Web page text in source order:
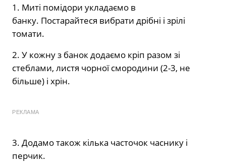
1. Миті помідори укладаємо в
банку. Постарайтеся вибрати дрібні і зрілі
томати.
2. У кожну з банок додаємо кріп разом зі
стеблами, листя чорної смородини (2-3, не
більше) і хрін.
РЕКЛАМА
3. Додамо також кілька часточок часнику і
перчик.